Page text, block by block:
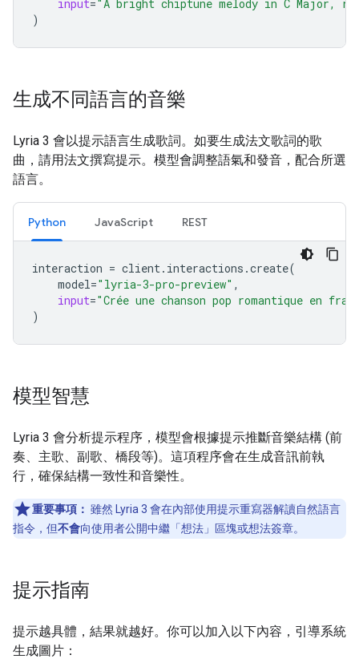
input="A bright chiptune melody in C Major,
)
生成不同語言的音樂
Lyria 3 會以提示語言生成歌詞。如要生成法文歌詞的歌
曲，請用法文撰寫提示。模型會調整語氣和發音，配合所選
語言。
Python JavaScript REST
interaction = client. interactions .create(
model="lyria-3-pro-preview" ,
input="Crée une chanson pop romantique en
)
模型智慧
Lyria 3 會分析提示程序，模型會根據提示推斷音樂結構 (前
奏、主歌、副歌、橋段等)。這項程序會在生成音訊前執
行，確保結構一致性和音樂性。
重要事項： 雖然 Lyria 3 會在內部使用提示重寫器解讀自然語言
指令，但不會向使用者公開中繼「想法」區塊或想法簽章。
提示指南
提示越具體，結果就越好。你可以加入以下內容，引導系統
生成圖片：